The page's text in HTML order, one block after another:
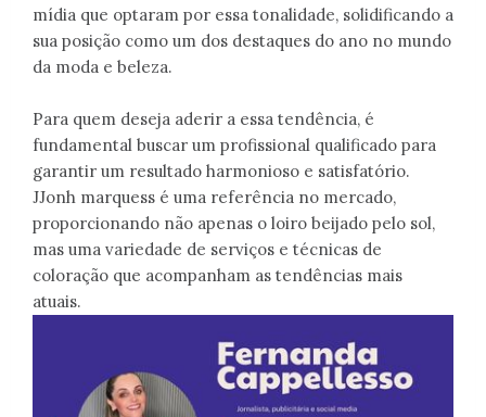
mídia que optaram por essa tonalidade, solidificando a
sua posição como um dos destaques do ano no mundo
da moda e beleza.
Para quem deseja aderir a essa tendência, é
fundamental buscar um profissional qualificado para
garantir um resultado harmonioso e satisfatório.
JJonh marquess é uma referência no mercado,
proporcionando não apenas o loiro beijado pelo sol,
mas uma variedade de serviços e técnicas de
coloração que acompanham as tendências mais
atuais.